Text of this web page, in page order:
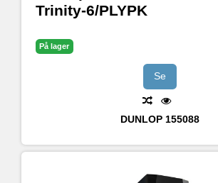
Trinity-6/PLYPK
På lager
Se
DUNLOP 155088